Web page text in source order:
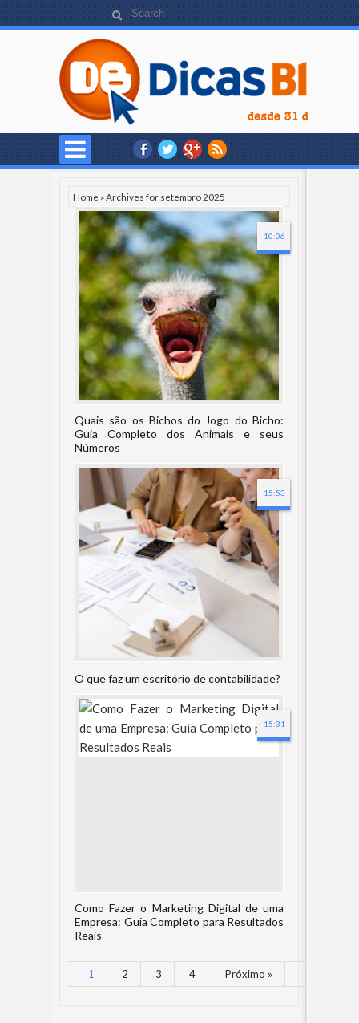
Home »Archives for setembro 2025
Quais são os Bichos do Jogo do Bicho:
Guia Completo dos Animais e seus
Números
10:06
O que faz um escritório de contabilidade?
15:53
Como Fazer o Marketing Digital de uma
Empresa: Guia Completo para Resultados
Reais
15:31
1 2 3 4 Próximo »